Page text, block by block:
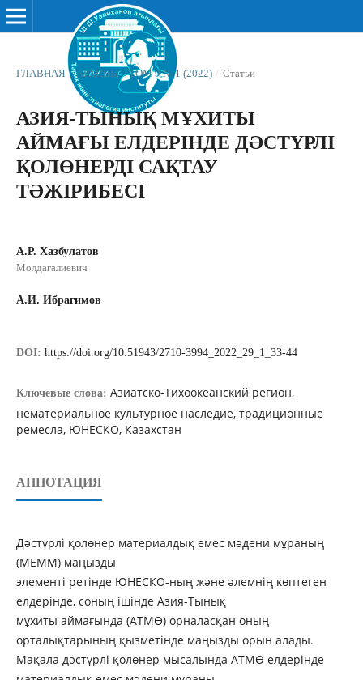
ГЛАВНАЯ / АРХИВЫ / ТОМ 9 № 1 (2022) / Статьи
АЗИЯ-ТЫНЫҚ МҰХИТЫ
АЙМАҒЫ ЕЛДЕРІНДЕ ДӘСТҮРЛІ
ҚОЛӨНЕРДІ САҚТАУ
ТӘЖІРИБЕСІ
А.Р. Хазбулатов
Молдагалиевич
А.И. Ибрагимов
DOI: https://doi.org/10.51943/2710-3994_2022_29_1_33-44
Ключевые слова: Азиатско-Тихоокеанский регион,
нематериальное культурное наследие, традиционные
ремесла, ЮНЕСКО, Казахстан
АННОТАЦИЯ
Дәстүрлі қолөнер материалдық емес мәдени мұраның
(МЕММ) маңызды
элементі ретінде ЮНЕСКО-ның және әлемнің көптеген
елдерінде, соның ішінде Азия-Тынық
мұхиты аймағында (АТМӨ) орналасқан оның
орталықтарының қызметінде маңызды орын алады.
Мақала дәстүрлі қолөнер мысалында АТМӨ елдерінде